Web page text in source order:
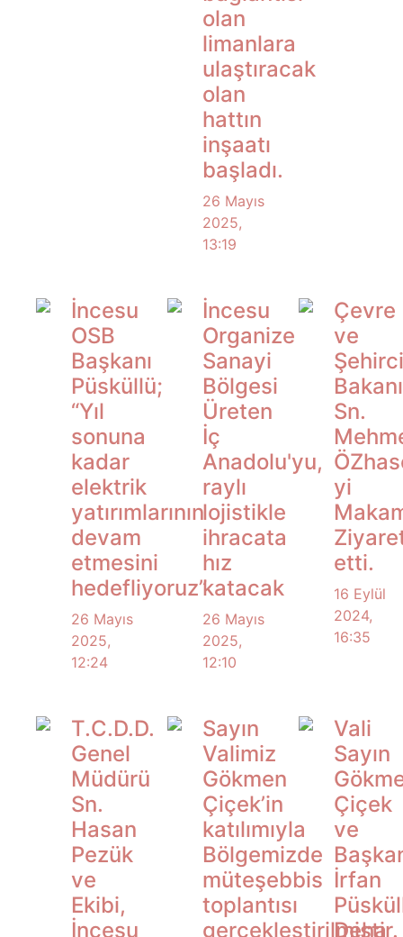
olan
limanlara
ulaştıracak
olan
hattın
inşaatı
başladı.
26 Mayıs
2025,
13:19
İncesu
OSB
Başkanı
Püsküllü;
“Yıl
sonuna
kadar
elektrik
yatırımlarının
devam
etmesini
hedefliyoruz”
26 Mayıs
2025,
12:24
İncesu
Organize
Sanayi
Bölgesi
Üreten
İç
Anadolu'yu,
raylı
lojistikle
ihracata
hız
katacak
26 Mayıs
2025,
12:10
Çevre
ve
Sn.
yi
etti.
16 Eylül
2024,
16:35
T.C.D.D.
Genel
Müdürü
Sn.
Hasan
Pezük
ve
Ekibi,
İncesu
Sayın
Valimiz
Gökmen
Çiçek’in
katılımıyla
Bölgemizde
müteşebbis
toplantısı
gerçekleştirilmiştir.
Vali
Sayın
Çiçek
ve
İrfan
Deha